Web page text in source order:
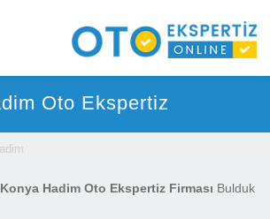
Oto Ekspertiz
Hadim Oto Ekspertiz Firması Bulduk